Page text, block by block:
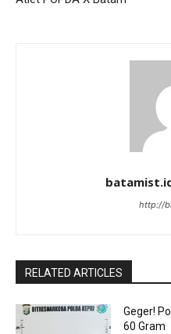
http://
RELATED ARTICLES
Geger!
60 Gram